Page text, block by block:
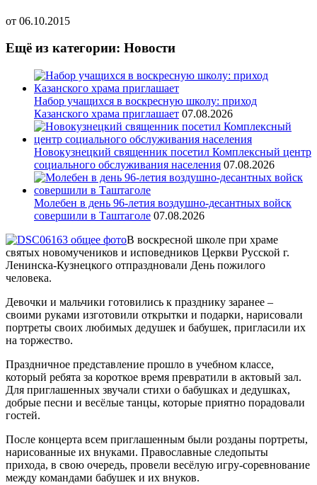
от 06.10.2015
Ещё из категории: Новости
Набор учащихся в воскресную школу: приход
Казанского храма приглашает 07.08.2026
Новокузнецкий священник посетил Комплексный центр
социального обслуживания населения 07.08.2026
Молебен в день 96-летия воздушно-десантных войск
совершили в Таштаголе 07.08.2026
В воскресной школе при храме
святых новомучеников и исповедников Церкви Русской г.
Ленинска-Кузнецкого отпраздновали День пожилого
человека.
Девочки и мальчики готовились к празднику заранее –
своими руками изготовили открытки и подарки, нарисовали
портреты своих любимых дедушек и бабушек, пригласили их
на торжество.
Праздничное представление прошло в учебном классе,
который ребята за короткое время превратили в актовый зал.
Для приглашенных звучали стихи о бабушках и дедушках,
добрые песни и весёлые танцы, которые приятно порадовали
гостей.
После концерта всем приглашенным были розданы портреты,
нарисованные их внуками. Православные следопыты
прихода, в свою очередь, провели весёлую игру-соревнование
между командами бабушек и их внуков.